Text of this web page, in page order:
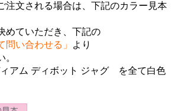
注文される場合は、下記のカラー見本
めていただき、下記の
問い合わせる」
より
ィアム ディボット ジャグ を全て白色